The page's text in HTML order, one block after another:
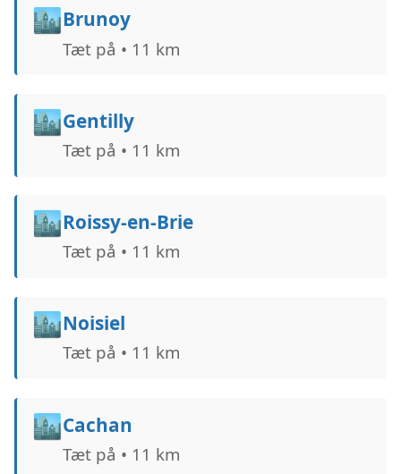
🏙️Brunoy
Tæt på • 11 km
🏙️Gentilly
Tæt på • 11 km
🏙️Roissy-en-Brie
Tæt på • 11 km
🏙️Noisiel
Tæt på • 11 km
🏙️Cachan
Tæt på • 11 km